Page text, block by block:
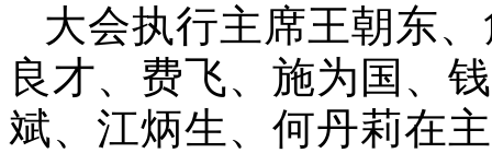
大会执行主席王朝东
良才、费飞、施为国、
斌、江炳生、何丹莉在